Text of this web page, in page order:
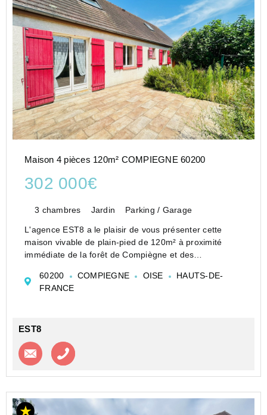
Maison 4 pièces 120m² COMPIEGNE 60200
302 000€
3 chambres Jardin Parking / Garage
L'agence EST8 a le plaisir de vous présenter cette
maison vivable de plain-pied de 120m² à proximité
immédiate de la forêt de Compiègne et des
Elle se compose d'une entrée, un WC indépendant, un
séjour salon avec un insert bois, une cui...
60200 COMPIEGNE OISE
HAUTS-DE-
FRANCE
EST8
Contacter l'agence